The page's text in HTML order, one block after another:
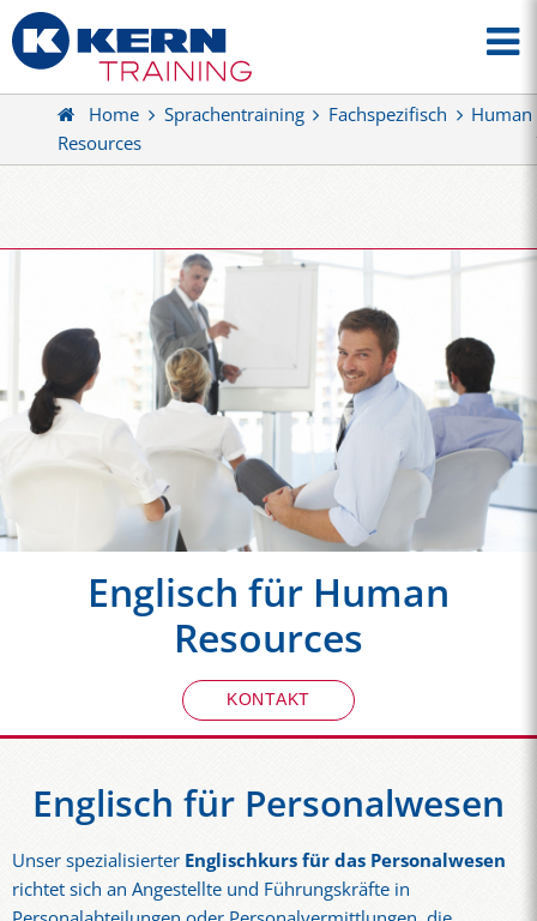
Home Sprachentraining Fachspezifisch
Human
Resources
Englisch für Human
Resources
KONTAKT
Englisch für Personalwesen
Unser spezialisierter Englischkurs für das Personalwesen
richtet sich an Angestellte und Führungskräfte in